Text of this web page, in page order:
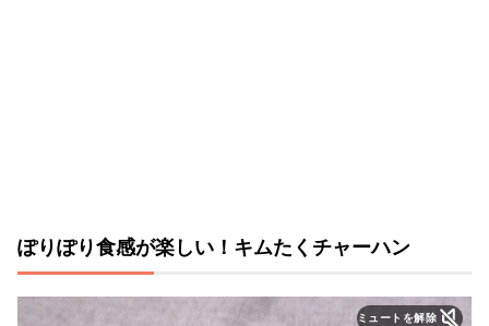
ぽりぽり食感が楽しい！キムたくチャーハン
ミュートを解除